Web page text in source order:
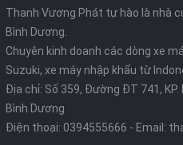
Thanh Vương Phát tự hào là nhà
Bình Dương.
Chuyên kinh doanh các dòng xe
Suzuki, xe máy nhập khẩu từ
Địa chỉ: Số 359, Đường ĐT 741, KP.
Bình Dương
Điện thoại: 0394555666 - Email: